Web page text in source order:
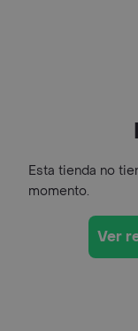
Esta tienda no
momento.
Ver